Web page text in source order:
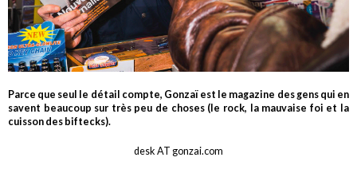
Parce que seul le détail compte, Gonzaï est le magazine des gens qui en
savent beaucoup sur très peu de choses (le rock, la mauvaise foi et la
cuisson des biftecks).
desk AT gonzai.com